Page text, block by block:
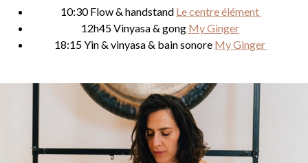
10:30 Flow & handstand Le centre élément
12h45 Vinyasa & gong My Ginger
18:15 Yin & vinyasa & bain sonore My Ginger